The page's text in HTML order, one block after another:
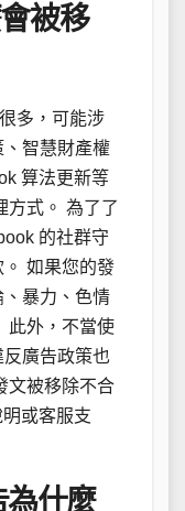
被移
多，可能涉
智慧財產權
算法更新等
方式。 為了了
的社群守
如果您的發
暴力、色情
此外，不當使
廣告政策也
文被移除不合
或客服支
什麼